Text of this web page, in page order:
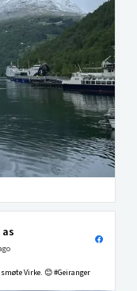
Virke. 😊 #Geiranger